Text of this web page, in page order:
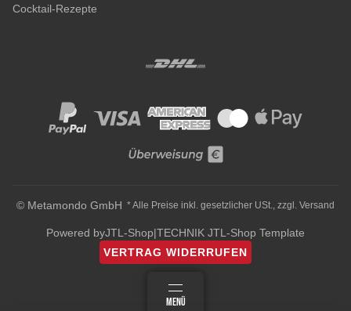
Cocktail-Rezepte
© Metamondo GmbH * Alle Preise inkl. gesetzlicher USt., zzgl. Versand
Powered byJTL-Shop|TECHNIK JTL-Shop Template
VERTRAG WIDERRUFEN
MENÜ